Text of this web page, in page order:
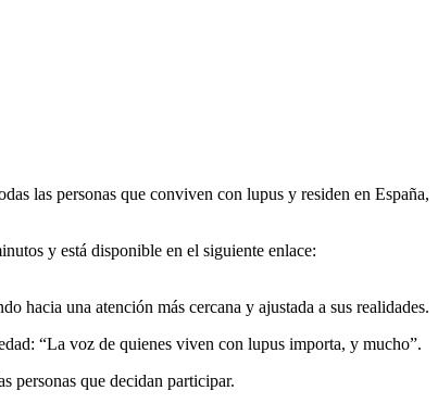
las personas que conviven con lupus y residen en España,
y está disponible en el siguiente enlace:
hacia una atención más cercana y ajustada a sus realidades.
“La voz de quienes viven con lupus importa, y mucho”.
personas que decidan participar.